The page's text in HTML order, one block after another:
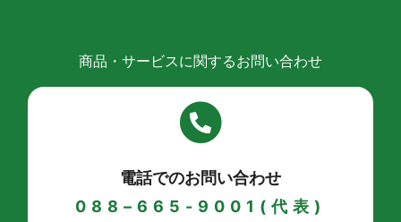
商品・サービスに関するお問い合わせ
電話でのお問い合わせ
088–665-9001(代表)